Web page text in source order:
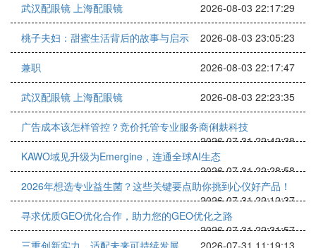
武汉配眼镜 上海配眼镜
2026-08-03 22:17:29
桃子夫妇：甜蜜生活背后的故事与启示 2026-08-03 23:05:23
兼职 2026-08-03 22:17:47
武汉配眼镜 上海配眼镜 2026-08-03 22:23:35
广告成本该怎样管控？竞价托管专业服务商俐麸科技
2026-07-31 22:42:38
KAWO域见升级为Emergine，连通全球AI生态
2026-07-31 22:28:58
2026年想选专业益生菌？这些关键要点助你挑到心仪好产品！
2026-07-31 22:12:37
寻求优质GEO优化合作，助力您的GEO优化之路
2026-07-31 22:31:57
三重创新实力，适配未来可持续发展
2026-07-31 11:19:13